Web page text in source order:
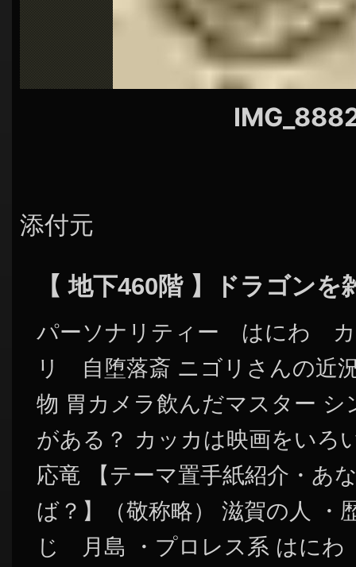
添付元
【 地下460階 】ドラゴン
パーソナリティー はにわ
リ 自堕落斎 ニゴリさんの近
物 胃カメラ飲んだマスター シ
がある？ カッカは映画をいろ
応竜 【テーマ置手紙紹介・あ
ば？】（敬称略） 滋賀の人
じ 月島 ・プロレス系 はに